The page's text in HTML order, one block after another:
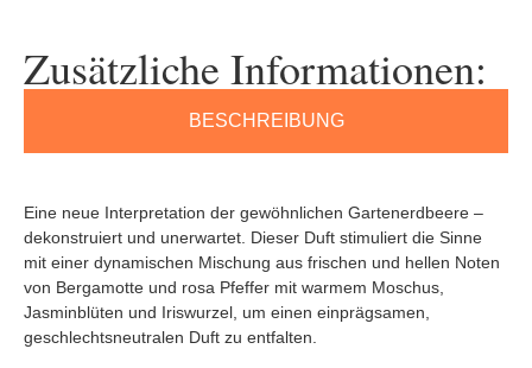
Zusätzliche Informationen:
BESCHREIBUNG
Eine neue Interpretation der gewöhnlichen Gartenerdbeere –
dekonstruiert und unerwartet. Dieser Duft stimuliert die Sinne
mit einer dynamischen Mischung aus frischen und hellen Noten
von Bergamotte und rosa Pfeffer mit warmem Moschus,
Jasminblüten und Iriswurzel, um einen einprägsamen,
geschlechtsneutralen Duft zu entfalten.